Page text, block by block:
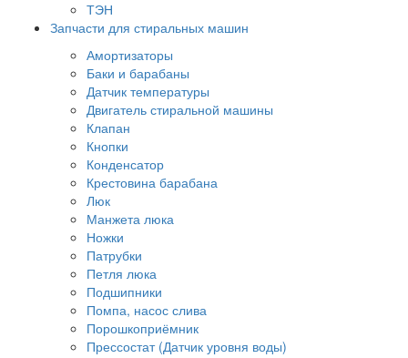
ТЭН
Запчасти для стиральных машин
Амортизаторы
Баки и барабаны
Датчик температуры
Двигатель стиральной машины
Клапан
Кнопки
Конденсатор
Крестовина барабана
Люк
Манжета люка
Ножки
Патрубки
Петля люка
Подшипники
Помпа, насос слива
Порошкоприёмник
Прессостат (Датчик уровня воды)